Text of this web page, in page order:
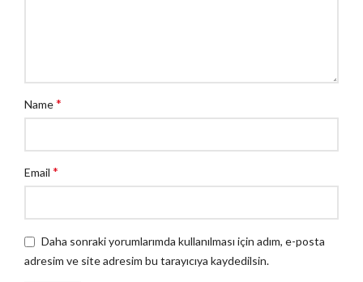
Name*
Email *
Daha sonraki yorumlarımda kullanılması için adım, e-posta
adresim ve site adresim bu tarayıcıya kaydedilsin.